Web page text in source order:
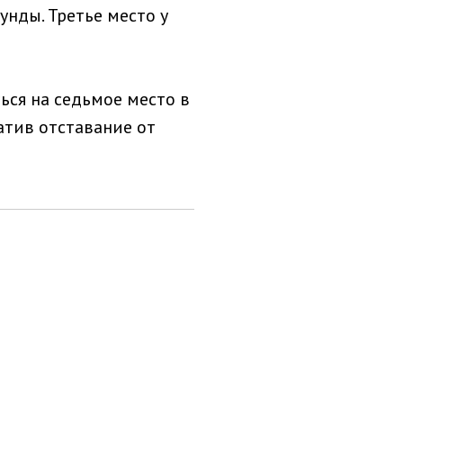
Третье место у
на седьмое место в
отставание от